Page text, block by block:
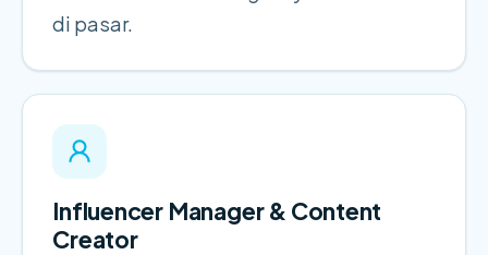
di pasar.
Influencer Manager & Content
Creator